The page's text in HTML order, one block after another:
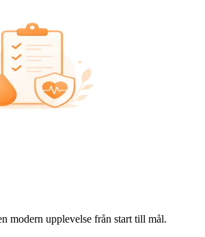
modern upplevelse från start till mål.